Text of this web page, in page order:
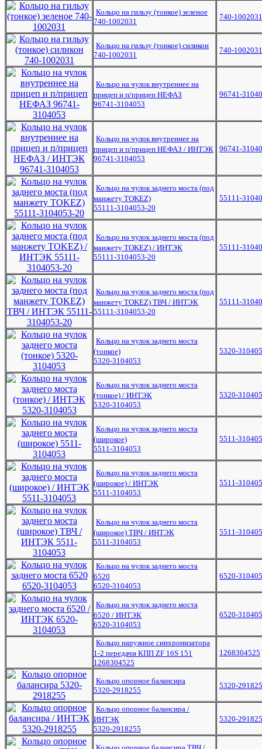
Кольцо на гильзу (тонкое) зеленое
740-1002031
740-1002031
Кольцо на гильзу (тонкое) силикон
740-1002031
740-1002031
Кольцо на чулок внутреннее на
прицеп и п/прицеп НЕФАЗ
96741-3104053
96741-
Кольцо на чулок внутреннее на
прицеп и п/прицеп НЕФАЗ / ИНТЭК
96741-3104053
96741-
Кольцо на чулок заднего моста (под
манжету TOKEZ)
55111-3104053-20
55111-
Кольцо на чулок заднего моста (под
манжету TOKEZ) / ИНТЭК
55111-3104053-20
55111-
Кольцо на чулок заднего моста (под
манжету TOKEZ) ТВЧ / ИНТЭК
55111-3104053-20
55111-
Кольцо на чулок заднего моста
(тонкое)
5320-3104053
5320-
Кольцо на чулок заднего моста
(тонкое) / ИНТЭК
5320-3104053
5320-
Кольцо на чулок заднего моста
(широкое)
5511-3104053
5511-
Кольцо на чулок заднего моста
(широкое) / ИНТЭК
5511-3104053
5511-
Кольцо на чулок заднего моста
(широкое) ТВЧ / ИНТЭК
5511-3104053
5511-
Кольцо на чулок заднего моста
6520
6520-3104053
6520-
Кольцо на чулок заднего моста
6520 / ИНТЭК
6520-3104053
6520-
Кольцо наружное синхронизатора
1-2 передачи КПП ZF 16S 151
1268304525
1268304525
Кольцо опорное балансира
5320-2918255
5320-
Кольцо опорное балансира /
ИНТЭК
5320-2918255
5320-